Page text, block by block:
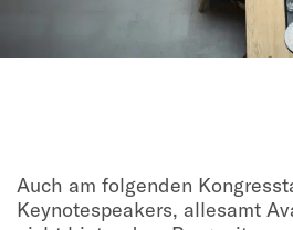
Auch am folgenden
Keynotespeakers, allesamt